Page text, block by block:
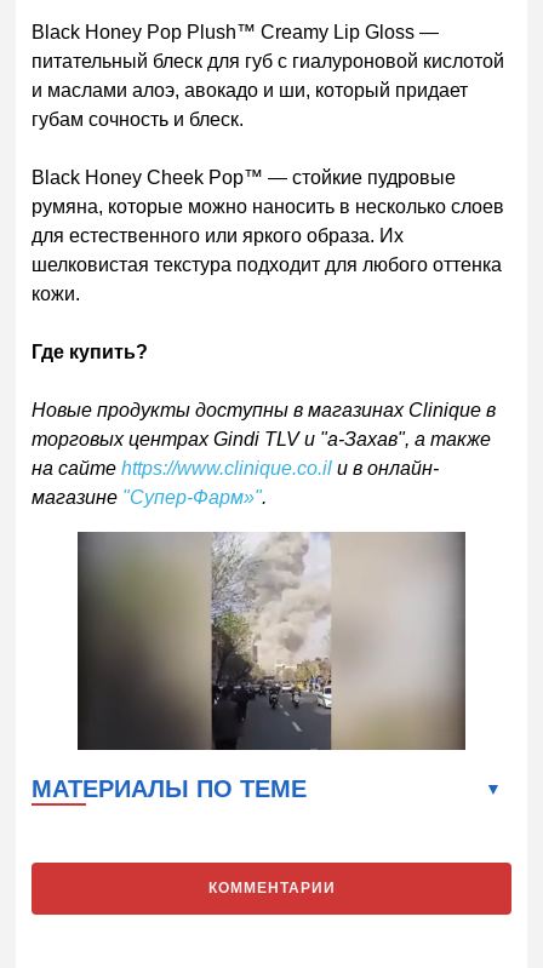
Black Honey Pop Plush™ Creamy Lip Gloss —
питательный блеск для губ с гиалуроновой кислотой
и маслами алоэ, авокадо и ши, который придает
губам сочность и блеск.
Black Honey Cheek Pop™ — стойкие пудровые
румяна, которые можно наносить в несколько слоев
для естественного или яркого образа. Их
шелковистая текстура подходит для любого оттенка
кожи.
Где купить?
Новые продукты доступны в магазинах Clinique в
торговых центрах Gindi TLV и "а-Захав", а также
на сайтеhttps://www.clinique.co.il и в онлайн-
магазине "Супер-Фарм»".
МАТЕРИАЛЫ ПО ТЕМЕ
КОММЕНТАРИИ